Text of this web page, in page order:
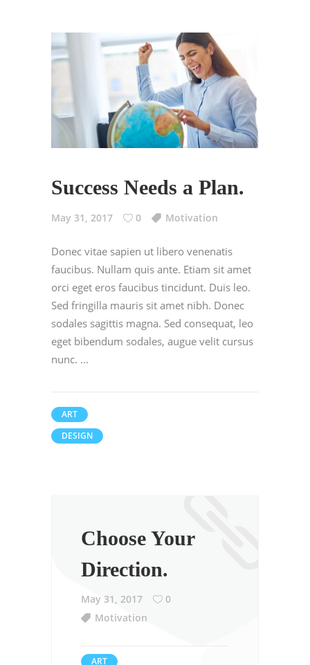
Success Needs a Plan.
May 31, 2017 0 Motivation
Donec vitae sapien ut libero venenatis
faucibus. Nullam quis ante. Etiam sit amet
orci eget eros faucibus tincidunt. Duis leo.
Sed fringilla mauris sit amet nibh. Donec
sodales sagittis magna. Sed consequat, leo
eget bibendum sodales, augue velit cursus
nunc.
ART
DESIGN
Choose Your
Direction.
May 31, 2017
0
Motivation
ART